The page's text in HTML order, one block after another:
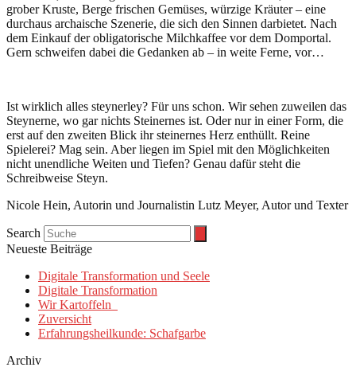
grober Kruste, Berge frischen Gemüses, würzige Kräuter – eine
durchaus archaische Szenerie, die sich den Sinnen darbietet. Nach
dem Einkauf der obligatorische Milchkaffee vor dem Domportal.
Gern schweifen dabei die Gedanken ab – in weite Ferne, vor…
Ist wirklich alles steynerley? Für uns schon. Wir sehen zuweilen das
Steynerne, wo gar nichts Steinernes ist. Oder nur in einer Form, die
erst auf den zweiten Blick ihr steinernes Herz enthüllt. Reine
Spielerei? Mag sein. Aber liegen im Spiel mit den Möglichkeiten
nicht unendliche Weiten und Tiefen? Genau dafür steht die
Schreibweise Steyn.
Nicole Hein, Autorin und Journalistin Lutz Meyer, Autor und Texter
Search
Neueste Beiträge
Digitale Transformation und Seele
Digitale Transformation
Wir Kartoffeln
Zuversicht
Erfahrungsheilkunde: Schafgarbe
Archiv